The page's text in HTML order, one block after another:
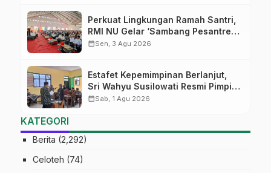
Perkuat Lingkungan Ramah Santri,
RMI NU Gelar ‘Sambang Pesantren’
di Pati
calendar_monthSen, 3 Agu 2026
Estafet Kepemimpinan Berlanjut,
Sri Wahyu Susilowati Resmi Pimpin
MTs Ma’arif Sapuran
calendar_monthSab, 1 Agu 2026
KATEGORI
Berita (2,292)
Celoteh (74)